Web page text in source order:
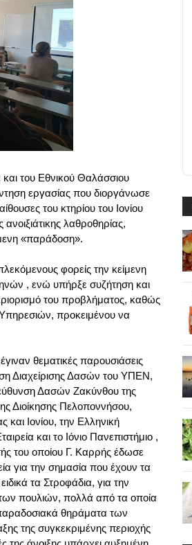
του Εθνικού Θαλάσσιου
εργασίας που διοργάνωσε
του κτηρίου του Ιονίου
λαθροθηρίας,
«παράδοση».
φορείς την κείμενη
, ενώ υπήρξε συζήτηση και
του προβλήματος, καθώς
προκειμένου να
θεματικές παρουσιάσεις
Διαχείρισης Δασών του ΥΠΕΝ,
Δασών Ζακύνθου της
Διοίκησης Πελοποννήσου,
και Ιονίου, την Ελληνική
και το Ιόνιο Πανεπιστήμιο ,
του οποίου Γ. Καρρής έδωσε
για την σημασία που έχουν τα
τα Στροφάδια, για την
πουλιών, πολλά από τα οποία
θηράματα των
της συγκεκριμένης περιοχής